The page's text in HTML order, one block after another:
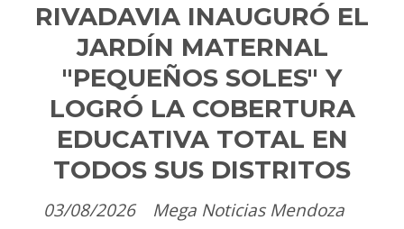
RIVADAVIA INAUGURÓ EL
JARDÍN MATERNAL
"PEQUEÑOS SOLES" Y
LOGRÓ LA COBERTURA
EDUCATIVA TOTAL EN
TODOS SUS DISTRITOS
Mega Noticias Mendoza
03/08/2026